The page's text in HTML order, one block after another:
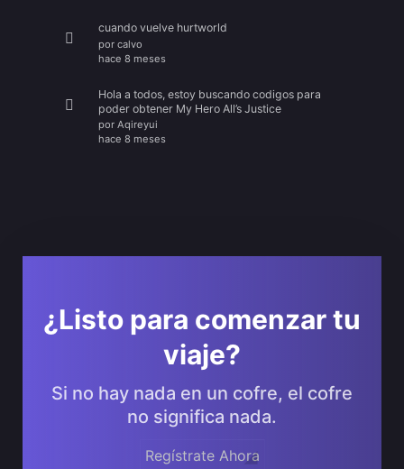
cuando vuelve hurtworld
por calvo
hace 8 meses
Hola a todos, estoy buscando codigos para
poder obtener My Hero All’s Justice
por Aqireyui
hace 8 meses
¿Listo para comenzar tu
viaje?
Si no hay nada en un cofre, el cofre
no significa nada.
Regístrate Ahora